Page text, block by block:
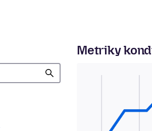
Metriky